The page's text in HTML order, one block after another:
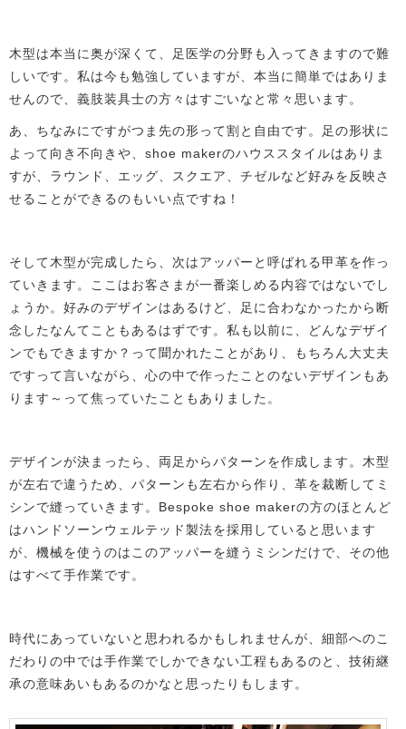
木型は本当に奥が深くて、足医学の分野も入ってきますので難
しいです。私は今も勉強していますが、本当に簡単ではありま
せんので、義肢装具士の方々はすごいなと常々思います。
あ、ちなみにですがつま先の形って割と自由です。足の形状に
よって向き不向きや、shoe makerのハウススタイルはありま
すが、ラウンド、エッグ、スクエア、チゼルなど好みを反映さ
せることができるのもいい点ですね！
そして木型が完成したら、次はアッパーと呼ばれる甲革を作っ
ていきます。ここはお客さまが一番楽しめる内容ではないでし
ょうか。好みのデザインはあるけど、足に合わなかったから断
念したなんてこともあるはずです。私も以前に、どんなデザイ
ンでもできますか？って聞かれたことがあり、もちろん大丈夫
ですって言いながら、心の中で作ったことのないデザインもあ
ります～って焦っていたこともありました。
デザインが決まったら、両足からパターンを作成します。木型
が左右で違うため、パターンも左右から作り、革を裁断してミ
シンで縫っていきます。Bespoke shoe makerの方のほとんど
はハンドソーンウェルテッド製法を採用していると思います
が、機械を使うのはこのアッパーを縫うミシンだけで、その他
はすべて手作業です。
時代にあっていないと思われるかもしれませんが、細部へのこ
だわりの中では手作業でしかできない工程もあるのと、技術継
承の意味あいもあるのかなと思ったりもします。